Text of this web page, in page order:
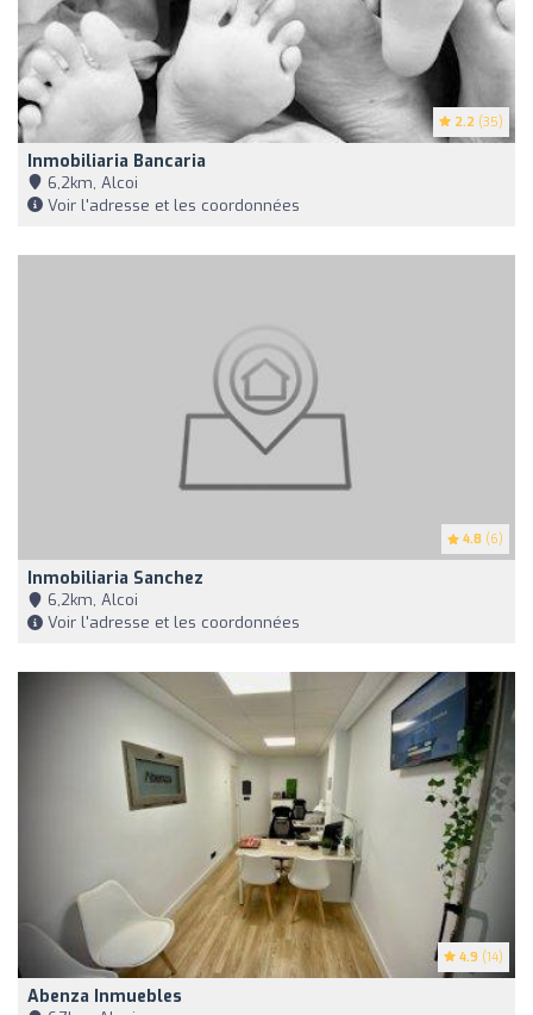
2.2 (35)
Inmobiliaria Bancaria
6,2km, Alcoi
Voir l'adresse et les coordonnées
4.8 (6)
Inmobiliaria Sanchez
6,2km, Alcoi
Voir l'adresse et les coordonnées
4.9 (14)
Abenza Inmuebles